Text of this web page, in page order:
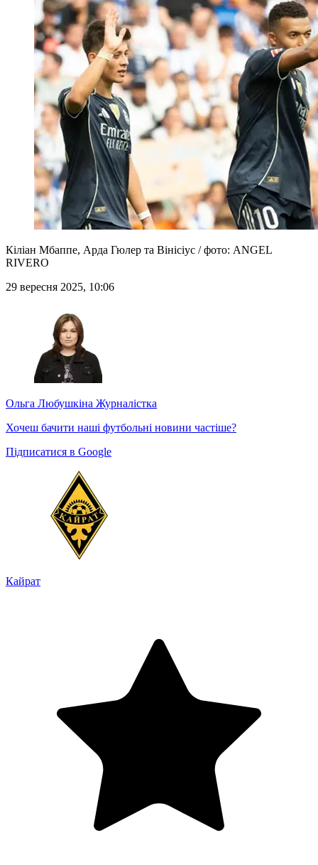
Кіліан Мбаппе, Арда Гюлер та Вінісіус / фото: ANGEL
RIVERO
29 вересня 2025, 10:06
Ольга Любушкіна Журналістка
Хочеш бачити наші футбольні новини частіше?
Підписатися в Google
Кайрат